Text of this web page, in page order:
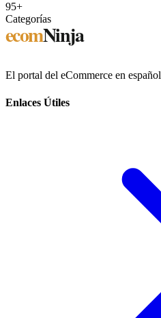
95+
Categorías
ecomNinja
El portal del eCommerce en español
Enlaces Útiles